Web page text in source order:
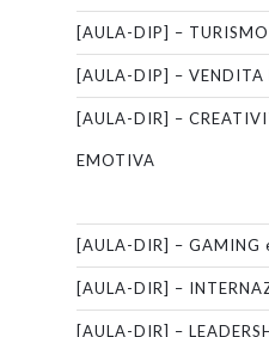
[AULA-DIP] –
[AULA-DIP] – VENDITA
[AULA-DIR] –
EMOTIVA
[AULA-DIR] – GAMING
[AULA-DIR] –
[AULA-DIR] –